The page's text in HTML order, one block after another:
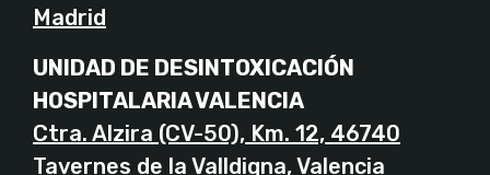
Madrid
UNIDAD DE DESINTOXICACIÓN
HOSPITALARIA VALENCIA
Ctra. Alzira (CV-50), Km. 12, 46740
Tavernes de la Valldigna, Valencia